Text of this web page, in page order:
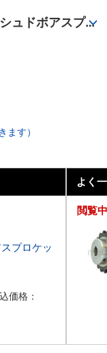
ュドボアスプ
ます）
プロケッ
価格：
よく
閲覧